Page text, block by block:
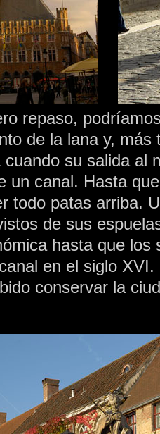
repaso,
de la lana y, más
su salida al
un canal. Hasta
todo patas arriba.
de sus
hasta que los
en el siglo
conservar la